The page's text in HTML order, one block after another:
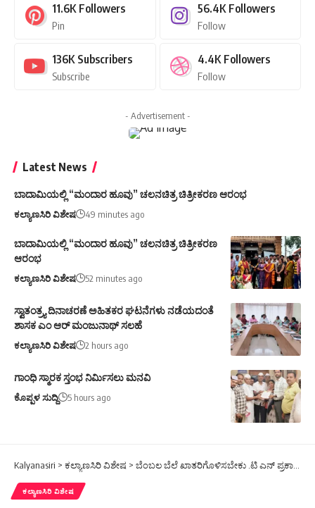
11.6K Followers
Pin
56.4K Followers
Follow
136K Subscribers
Subscribe
4.4K Followers
Follow
- Advertisement -
Latest News
ಬಾದಾಮಿಯಲ್ಲಿ “ಮಂದಾರ ಹೂವು” ಚಲನಚಿತ್ರ ಚಿತ್ರೀಕರಣ ಆರಂಭ
ಕಲ್ಯಾಣಸಿರಿ ವಿಶೇಷ 49 minutes ago
ಬಾದಾಮಿಯಲ್ಲಿ “ಮಂದಾರ ಹೂವು” ಚಲನಚಿತ್ರ ಚಿತ್ರೀಕರಣ
ಆರಂಭ
ಕಲ್ಯಾಣಸಿರಿ ವಿಶೇಷ 52 minutes ago
ಸ್ವಾತಂತ್ರ್ಯ ದಿನಾಚರಣೆ ಅಹಿತಕರ ಘಟನೆಗಳು ನಡೆಯದಂತೆ
ಶಾಸಕ ಎಂ ಆರ್ ಮಂಜುನಾಥ್ ಸಲಹೆ
ಕಲ್ಯಾಣಸಿರಿ ವಿಶೇಷ 2 hours ago
ಗಾಂಧಿ ಸ್ಮಾರಕ ಸ್ತಂಭ ನಿರ್ಮಿಸಲು ಮನವಿ
ಕೊಪ್ಪಳ ಸುದ್ದಿ 5 hours ago
Kalyanasiri > ಕಲ್ಯಾಣಸಿರಿ ವಿಶೇಷ > ಬೆಂಬಲ ಬೆಲೆ ಖಾತರಿಗೊಳಿಸಬೇಕು .ಟಿ ಎನ್ ಪ್ರಕಾಶ್ ಕಮ್ಮರಡಿ.
ಕಲ್ಯಾಣಸಿರಿ ವಿಶೇಷ